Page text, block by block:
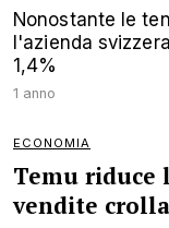
Nonostante le
l'azienda
1,4%
1 anno
ECONOMIA
Temu riduce
vendite